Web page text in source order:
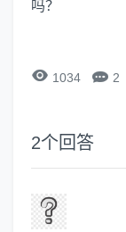
吗？
 1034  2
2个回答